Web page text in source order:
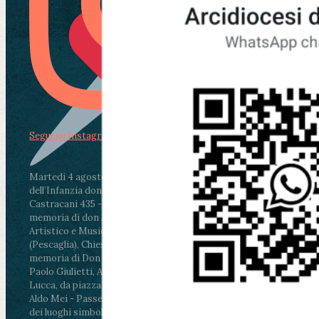
Martedì 4 agosto2026
ore 11:30 - Lucca, Scuola
dell’Infanzia don Aldo Mei - Viale Castruccio
Castracani 435 - Inaugurazione murales in
memoria di don Aldo Mei curato dal Liceo
Artistico e Musicale “Passaglia”
ore 18 - Fiano
(Pescaglia), Chiesa parrocchiale - Messa in
memoria di Don Aldo Mei celebrata da mons.
Paolo Giulietti, Arcivescovo di Lucca
ore 20.30 -
Lucca, da piazza San Michele al Cippo di don
Aldo Mei - Passeggiata della Memoria in alcuni
dei luoghi simbolo della città. Ritrovo alle ore
Segui su Instagram